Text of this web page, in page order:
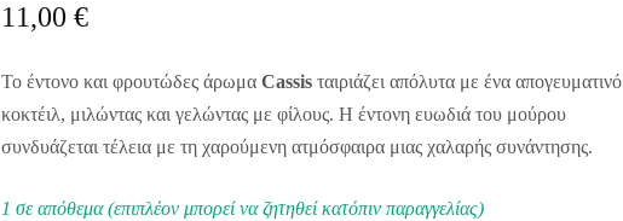
11,00 €
Το έντονο και φρουτώδες άρωμα Cassis ταιριάζει απόλυτα με ένα απογευματινό
κοκτέιλ, μιλώντας και γελώντας με φίλους. Η έντονη ευωδιά του μούρου
συνδυάζεται τέλεια με τη χαρούμενη ατμόσφαιρα μιας χαλαρής συνάντησης.
1 σε απόθεμα (επιπλέον μπορεί να ζητηθεί κατόπιν παραγγελίας)